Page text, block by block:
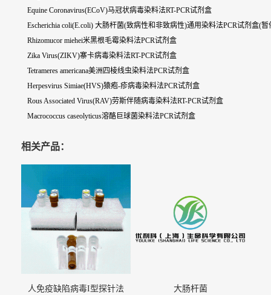
Equine Coronavirus(ECoV)马冠状病毒染料法RT-PCR试剂盒
Escherichia coli(E.coli) 大肠杆菌(致病性和非致病性)通用染料法PCR试剂盒(暂
Rhizomucor miehei米黑根毛霉染料法PCR试剂盒
Zika Virus(ZIKV)寨卡病毒染料法RT-PCR试剂盒
Tetrameres americana美洲四棱线虫染料法PCR试剂盒
Herpesvirus Simiae(HVS)猿疱-疹病毒染料法PCR试剂盒
Rous Associated Virus(RAV)劳斯伴随病毒染料法RT-PCR试剂盒
Macrococcus caseolyticus溶酪巨球菌染料法PCR试剂盒
相关产品：
人免疫缺陷病毒I型探针法
大肠杆菌